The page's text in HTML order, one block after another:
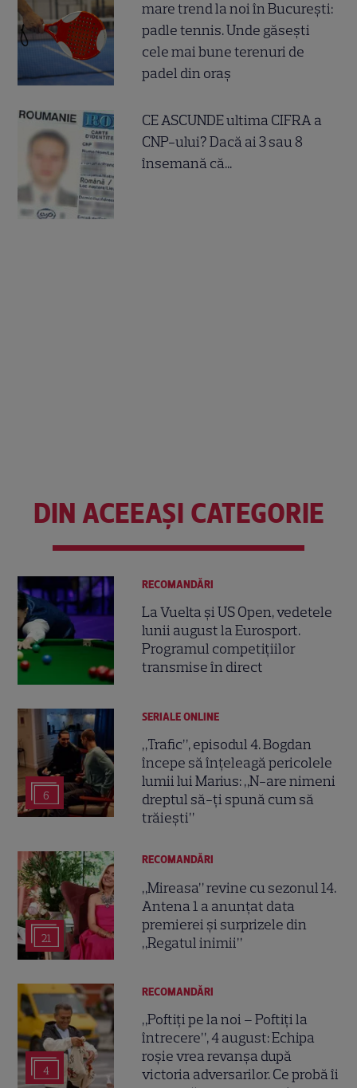
mare trend la noi în București:
padle tennis. Unde găsești
cele mai bune terenuri de
padel din oraș
CE ASCUNDE ultima CIFRA a
CNP-ului? Dacă ai 3 sau 8
însemană că...
DIN ACEEAȘI CATEGORIE
RECOMANDĂRI
La Vuelta și US Open, vedetele
lunii august la Eurosport.
Programul competițiilor
transmise în direct
6
SERIALE ONLINE
„Trafic”, episodul 4. Bogdan
începe să înțeleagă pericolele
lumii lui Marius: „N-are nimeni
dreptul să-ți spună cum să
trăiești”
21
RECOMANDĂRI
„Mireasa” revine cu sezonul 14.
Antena 1 a anunțat data
premierei și surprizele din
„Regatul inimii”
4
RECOMANDĂRI
„Poftiți pe la noi – Poftiți la
întrecere”, 4 august: Echipa
roșie vrea revanșa după
victoria adversarilor. Ce probă îi